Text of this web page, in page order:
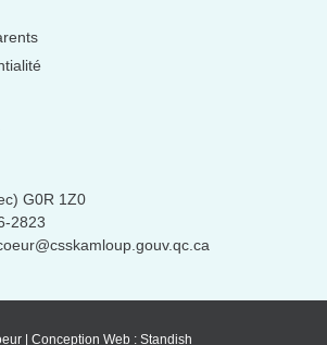
G0R 1Z0
2823
Conception Web : Standish